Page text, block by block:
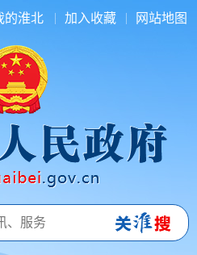
的淮北 加入收藏 网站地图